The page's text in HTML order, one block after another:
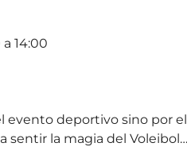
14:00
evento deportivo sino por el
sentir la magia del Voleibol…